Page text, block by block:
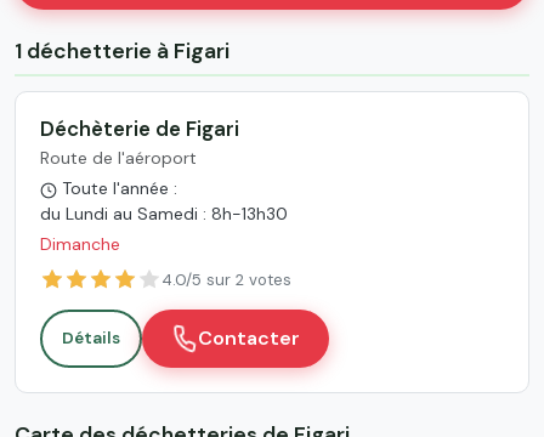
1 déchetterie à Figari
Déchèterie de Figari
Route de l'aéroport
Toute l'année :
du Lundi au Samedi : 8h-13h30
Dimanche
4.0/5 sur 2 votes
Détails Contacter